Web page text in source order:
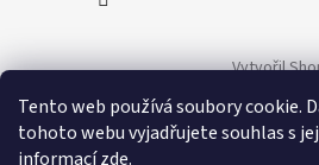
Tento web používá soubory cookie.
tohoto webu vyjadřujete souhlas s
informacízde.
Vytvořil
Copyright 2026Purigado. Všechna